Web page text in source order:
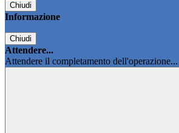
Chiudi
Informazione
Chiudi
Attendere...
Attendere il completamento dell'operazione...